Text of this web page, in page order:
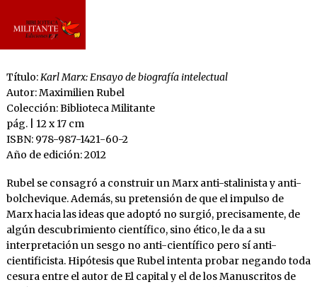
Título:Karl Marx: Ensayo de biografía intelectual
Autor: Maximilien Rubel
Colección: Biblioteca Militante
pág. | 12 x 17 cm
ISBN: 978-987-1421-60-2
Año de edición: 2012
Rubel se consagró a construir un Marx anti-stalinista y anti-
bolchevique. Además, su pretensión de que el impulso de
Marx hacia las ideas que adoptó no surgió, precisamente, de
algún descubrimiento científico, sino ético, le da a su
interpretación un sesgo no anti-científico pero sí anti-
cientificista. Hipótesis que Rubel intenta probar negando toda
cesura entre el autor de El capital y el de los Manuscritos de